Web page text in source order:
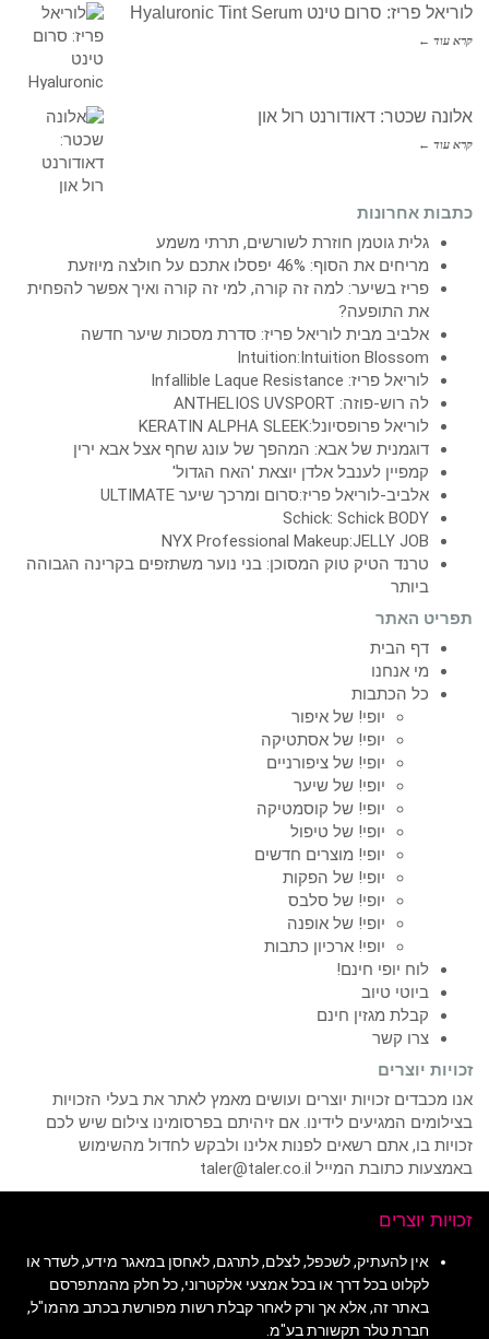
לוריאל פריז: סרום טינט Hyaluronic Tint Serum
קרא עוד ←
אלונה שכטר: דאודורנט רול און
קרא עוד ←
כתבות אחרונות
גלית גוטמן חוזרת לשורשים, תרתי משמע
מריחים את הסוף: 46% יפסלו אתכם על חולצה מיוזעת
פריז בשיער: למה זה קורה, למי זה קורה ואיך אפשר להפחית
את התופעה?
אלביב מבית לוריאל פריז: סדרת מסכות שיער חדשה
Intuition:Intuition Blossom
לוריאל פריז: Infallible Laque Resistance
לה רוש-פוזה: ANTHELIOS UVSPORT
לוריאל פרופסיונל:KERATIN ALPHA SLEEK
דוגמנית של אבא: המהפך של עונג שחף אצל אבא ירין
קמפיין לענבל אלדן יוצאת 'האח הגדול'
אלביב-לוריאל פריז:סרום ומרכך שיער ULTIMATE
Schick: Schick BODY
NYX Professional Makeup:JELLY JOB
טרנד הטיק טוק המסוכן: בני נוער משתזפים בקרינה הגבוהה
ביותר
תפריט האתר
דף הבית
מי אנחנו
כל הכתבות
יופי! של איפור
יופי! של אסתטיקה
יופי! של ציפורניים
יופי! של שיער
יופי! של קוסמטיקה
יופי! של טיפול
יופי! מוצרים חדשים
יופי! של הפקות
יופי! של סלבס
יופי! של אופנה
יופי! ארכיון כתבות
לוח יופי חינם!
ביוטי טיוב
קבלת מגזין חינם
צרו קשר
זכויות יוצרים
אנו מכבדים זכויות יוצרים ועושים מאמץ לאתר את בעלי הזכויות
בצילומים המגיעים לידינו. אם זיהיתם בפרסומינו צילום שיש לכם
זכויות בו, אתם רשאים לפנות אלינו ולבקש לחדול מהשימוש
באמצעות כתובת המייל taler@taler.co.il
זכויות יוצרים
אין להעתיק, לשכפל, לצלם, לתרגם, לאחסן במאגר מידע, לשדר או
לקלוט בכל דרך או בכל אמצעי אלקטרוני, כל חלק מהמתפרסם
באתר זה, אלא אך ורק לאחר קבלת רשות מפורשת בכתב מהמו"ל,
חברת טלר תקשורת בע"מ.